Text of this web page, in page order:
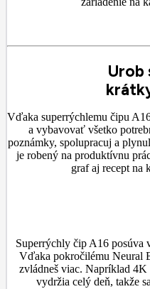
Urob
Vďaka superrýchlemu čipu
a vybavovať všetko
poznámky, spolupracuj a
je robený na produktívnu
graf aj recept na
Superrýchly čip A16 posúva
Vďaka pokročilému Neural
zvládneš viac. Napríklad
vydržia celý deň, takže